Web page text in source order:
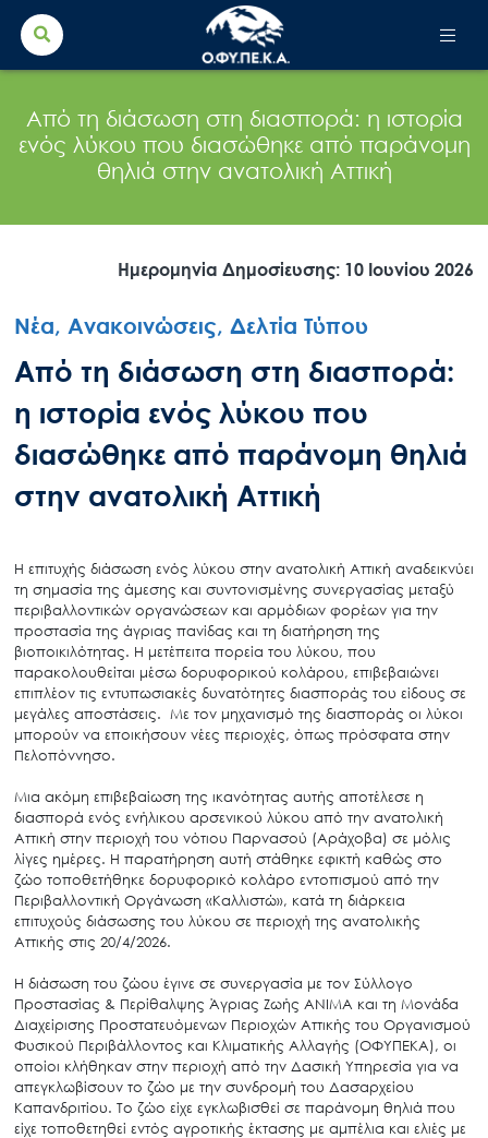
Search
for:
Από τη διάσωση στη διασπορά: η ιστορία
ενός λύκου που διασώθηκε από παράνομη
θηλιά στην ανατολική Αττική
Ημερομηνία Δημοσίευσης: 10 Ιουνίου 2026
Νέα, Ανακοινώσεις, Δελτία Τύπου
Από τη διάσωση στη διασπορά:
η ιστορία ενός λύκου που
διασώθηκε από παράνομη θηλιά
στην ανατολική Αττική
Η επιτυχής διάσωση ενός λύκου στην ανατολική Αττική αναδεικνύει
τη σημασία της άμεσης και συντονισμένης συνεργασίας μεταξύ
περιβαλλοντικών οργανώσεων και αρμόδιων φορέων για την
προστασία της άγριας πανίδας και τη διατήρηση της
βιοποικιλότητας. Η μετέπειτα πορεία του λύκου, που
παρακολουθείται μέσω δορυφορικού κολάρου, επιβεβαιώνει
επιπλέον τις εντυπωσιακές δυνατότητες διασποράς του είδους σε
μεγάλες αποστάσεις. Με τον μηχανισμό της διασποράς οι λύκοι
μπορούν να εποικήσουν νέες περιοχές, όπως πρόσφατα στην
Πελοπόννησο.
Μια ακόμη επιβεβαίωση της ικανότητας αυτής αποτέλεσε η
διασπορά ενός ενήλικου αρσενικού λύκου από την ανατολική
Αττική στην περιοχή του νότιου Παρνασού (Αράχοβα) σε μόλις
λίγες ημέρες. Η παρατήρηση αυτή στάθηκε εφικτή καθώς στο
ζώο τοποθετήθηκε δορυφορικό κολάρο εντοπισμού από την
Περιβαλλοντική Οργάνωση «Καλλιστώ», κατά τη διάρκεια
επιτυχούς διάσωσης του λύκου σε περιοχή της ανατολικής
Αττικής στις 20/4/2026.
Η διάσωση του ζώου έγινε σε συνεργασία με τον Σύλλογο
Προστασίας & Περίθαλψης Άγριας Ζωής ΑΝΙΜΑ και τη Μονάδα
Διαχείρισης Προστατευόμενων Περιοχών Αττικής του Οργανισμού
Φυσικού Περιβάλλοντος και Κλιματικής Αλλαγής (ΟΦΥΠΕΚΑ), οι
οποίοι κλήθηκαν στην περιοχή από την Δασική Υπηρεσία για να
απεγκλωβίσουν το ζώο με την συνδρομή του Δασαρχείου
Καπανδριτίου. Το ζώο είχε εγκλωβισθεί σε παράνομη θηλιά που
είχε τοποθετηθεί εντός αγροτικής έκτασης με αμπέλια και ελιές με